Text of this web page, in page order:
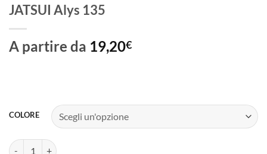
JATSUI Alys 135
A partire da 19,20€
COLORE
JATSUI Alys 135 quantità